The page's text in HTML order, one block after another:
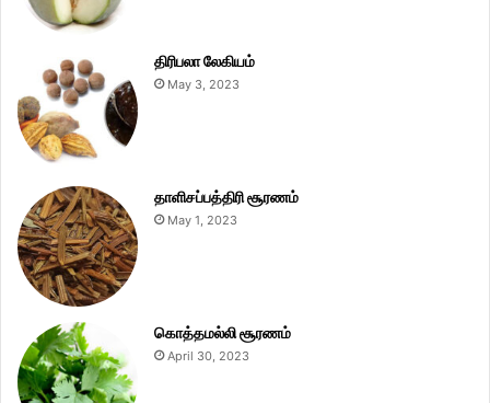
திரிபலா லேகியம்
May 3, 2023
தாளிசப்பத்திரி சூரணம்
May 1, 2023
கொத்தமல்லி சூரணம்
April 30, 2023